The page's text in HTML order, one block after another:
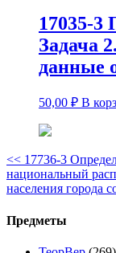
17035-3
Задача
данные
50,00 ₽ В
<< 17736-3
национальный
населения города
Предметы